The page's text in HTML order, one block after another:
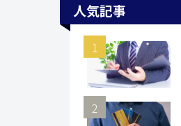
人気記事